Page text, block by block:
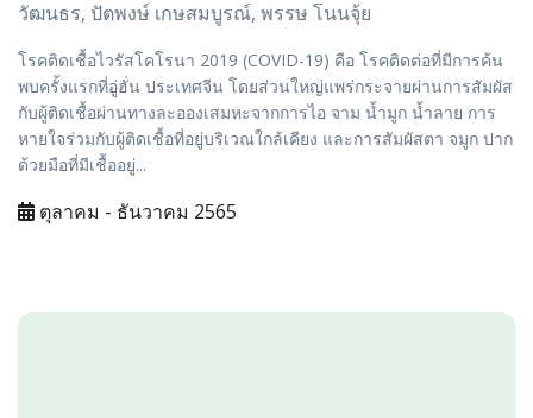
วัฒนธร, ปัตพงษ์ เกษสมบูรณ์, พรรษ โนนจุ้ย
โรคติดเชื้อไวรัสโคโรนา 2019 (COVID-19) คือ โรคติดต่อที่มีการค้น
พบครั้งแรกที่อู่ฮั่น ประเทศจีน โดยส่วนใหญ่แพร่กระจายผ่านการสัมผัส
กับผู้ติดเชื้อผ่านทางละอองเสมหะจากการไอ จาม น้ำมูก น้ำลาย การ
หายใจร่วมกับผู้ติดเชื้อที่อยู่บริเวณใกล้เคียง และการสัมผัสตา จมูก ปาก
ด้วยมือที่มีเชื้ออยู่...
ตุลาคม - ธันวาคม 2565